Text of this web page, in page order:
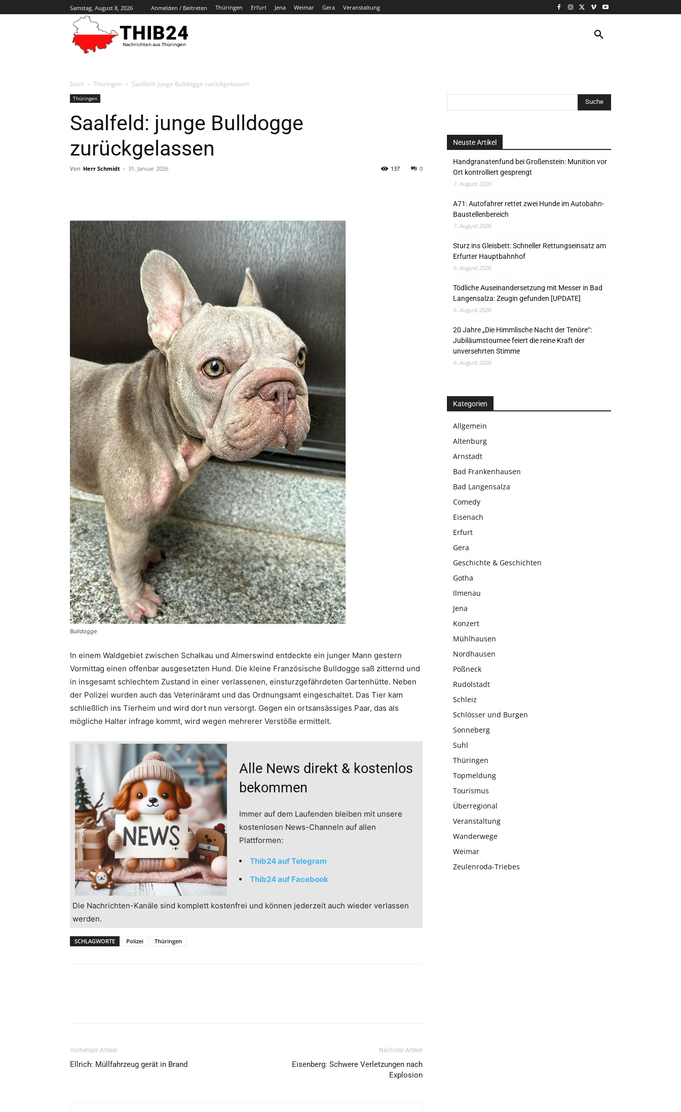
Samstag, August 8, 2026 Anmelden / Beitreten Thüringen Erfurt Jena Weimar Gera Veranstaltung
THIB24
Nachrichten aus Thüringen
Start Thüringen Saalfeld: junge Bulldogge zurückgelassen
Thüringen
Saalfeld: junge Bulldogge
zurückgelassen
Von Herr Schmidt - 31. Januar 2026 0
137
Bulldogge
In einem Waldgebiet zwischen Schalkau und Almerswind entdeckte ein junger Mann gestern
Vormittag einen offenbar ausgesetzten Hund. Die kleine Französische Bulldogge saß zitternd und
in insgesamt schlechtem Zustand in einer verlassenen, einsturzgefährdeten Gartenhütte. Neben
der Polizei wurden auch das Veterinäramt und das Ordnungsamt eingeschaltet. Das Tier kam
schließlich ins Tierheim und wird dort nun versorgt. Gegen ein ortsansässiges Paar, das als
mögliche Halter infrage kommt, wird wegen mehrerer Verstöße ermittelt.
Alle News direkt & kostenlos
bekommen
Immer auf dem Laufenden bleiben mit unsere
kostenlosen News-Channeln auf allen
Plattformen:
Thib24 auf Telegram
Thib24 auf Facebook
Die Nachrichten-Kanäle sind komplett kostenfrei und können jederzeit auch wieder verlassen
werden.
SCHLAGWORTE Polizei Thüringen
Vorheriger Artikel
Ellrich: Müllfahrzeug gerät in Brand
Nächster Artikel
Eisenberg: Schwere Verletzungen nach
Explosion
Neuste Artikel
Handgranatenfund bei Großenstein: Munition vor
Ort kontrolliert gesprengt
7. August 2026
A71: Autofahrer rettet zwei Hunde im Autobahn-
Baustellenbereich
7. August 2026
Sturz ins Gleisbett: Schneller Rettungseinsatz am
Erfurter Hauptbahnhof
6. August 2026
Tödliche Auseinandersetzung mit Messer in Bad
Langensalza: Zeugin gefunden [UPDATE]
6. August 2026
20 Jahre „Die Himmlische Nacht der Tenöre“:
Jubiläumstournee feiert die reine Kraft der
unversehrten Stimme
6. August 2026
Kategorien
Allgemein
Altenburg
Arnstadt
Bad Frankenhausen
Bad Langensalza
Comedy
Eisenach
Erfurt
Gera
Geschichte & Geschichten
Gotha
Ilmenau
Jena
Konzert
Mühlhausen
Nordhausen
Pößneck
Rudolstadt
Schleiz
Schlösser und Burgen
Sonneberg
Suhl
Thüringen
Topmeldung
Tourismus
Überregional
Veranstaltung
Wanderwege
Weimar
Zeulenroda-Triebes